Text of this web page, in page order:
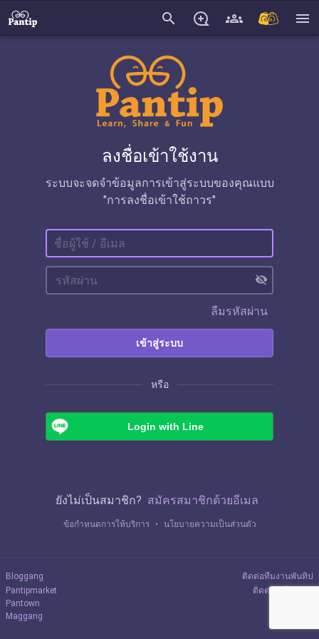
search menu
ลงชื่อเข้าใช้งาน
ระบบจะจดจำข้อมูลการเข้าสู่ระบบของคุณแบบ
"การลงชื่อเข้าใช้ถาวร"
visibility_off
ลืมรหัสผ่าน
เข้าสู่ระบบ
หรือ
Login with Line
ยังไม่เป็นสมาชิก? สมัครสมาชิกด้วยอีเมล
ข้อกำหนดการให้บริการ ・ นโยบายความเป็นส่วนตัว
Bloggang
Pantipmarket
Pantown
Maggang
ติดต่อทีมงานพันทิป
ติดต่อลงโฆษณา